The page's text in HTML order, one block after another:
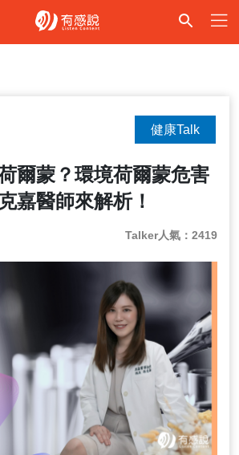
爾蒙？環境荷爾蒙危害
嘉醫師來解析！
健康Talk
Talker人氣：2419